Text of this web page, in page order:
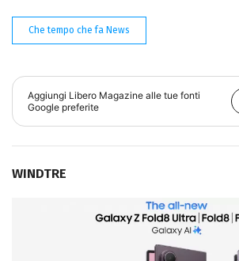
Che tempo che fa News
Aggiungi Libero Magazine alle tue fonti
Google preferite
WINDTRE